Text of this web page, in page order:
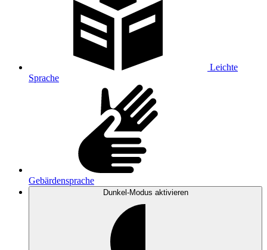
Leichte
Sprache
Gebärdensprache
Dunkel-Modus aktivieren